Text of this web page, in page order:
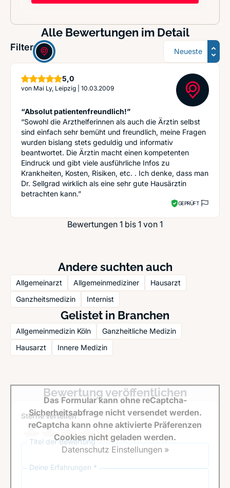
Alle Bewertungen im Detail
Filter: Sortierung
5,0Sterne
von Mai Ly, Leipzig 10.03.2009
“Absolut patientenfreundlich!”
“Sowohl die Arzthelferinnen als auch die Ärztin selbst
sind einfach sehr bemüht und freundlich, meine Fragen
wurden bislang stets geduldig und informativ
beantwortet. Die Ärztin macht einen kompetenten
Eindruck und gibt viele ausführliche Infos zu
Krankheiten, Kosten, Risiken, etc. . Ich denke, dass man
Dr. Sellgrad wirklich als eine sehr gute Hausärztin
betrachten kann.”
GEPRÜFT
Bewertungen 1 bis 1 von 1
Andere suchten auch
Allgemeinarzt Allgemeinmediziner
Hausarzt
Ganzheitsmedizin
Internist
Gelistet in Branchen
Allgemeinmedizin Köln
Ganzheitliche Medizin
Hausarzt
Innere Medizin
Bewertung veröffentlichen
Sterne verteilen *
Titel der Bewertung
Deine Erfahrungen *
Das Formular kann ohne reCaptcha-
Sicherheitsabfrage nicht versendet werden.
reCaptcha kann ohne aktivierte Präferenzen
Cookies nicht geladen werden.
Datenschutz Einstellungen »